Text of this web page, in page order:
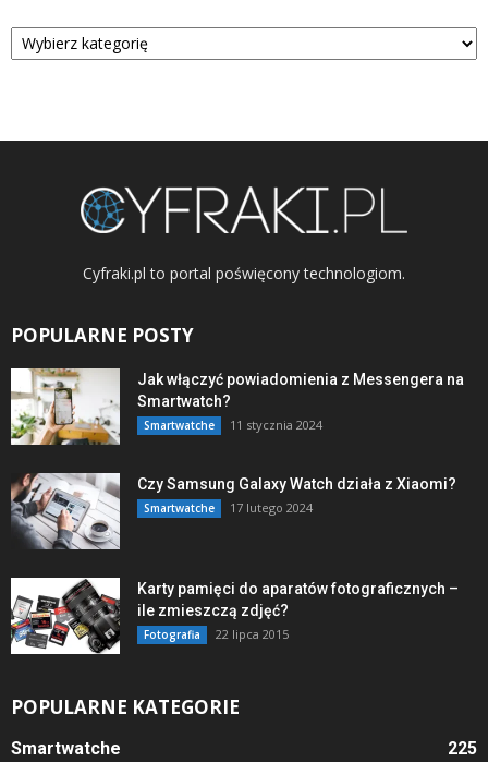
Kategorie
Cyfraki.pl to portal poświęcony technologiom.
POPULARNE POSTY
Jak włączyć powiadomienia z Messengera na
Smartwatch?
Smartwatche 11 stycznia 2024
Czy Samsung Galaxy Watch działa z Xiaomi?
Smartwatche 17 lutego 2024
Karty pamięci do aparatów fotograficznych –
ile zmieszczą zdjęć?
Fotografia 22 lipca 2015
POPULARNE KATEGORIE
Smartwatche 225